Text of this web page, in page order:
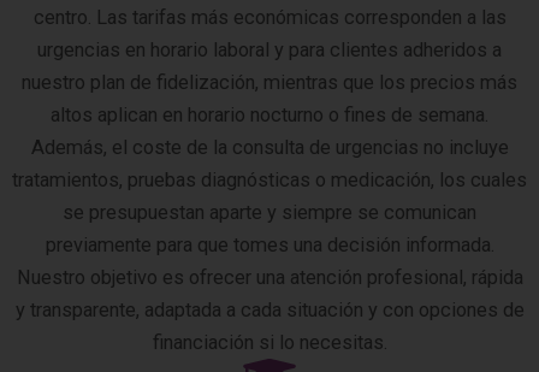
centro. Las tarifas más económicas corresponden a las
urgencias en horario laboral y para clientes adheridos a
nuestro plan de fidelización, mientras que los precios más
altos aplican en horario nocturno o fines de semana.
Además, el coste de la consulta de urgencias no incluye
tratamientos, pruebas diagnósticas o medicación, los cuales
se presupuestan aparte y siempre se comunican
previamente para que tomes una decisión informada.
Nuestro objetivo es ofrecer una atención profesional, rápida
y transparente, adaptada a cada situación y con opciones de
financiación si lo necesitas.